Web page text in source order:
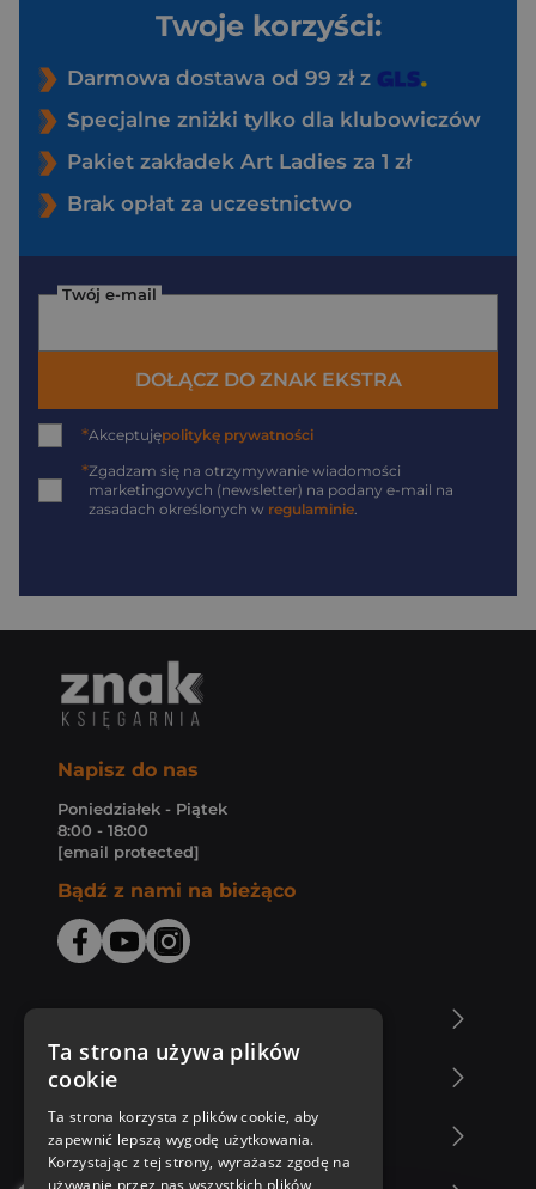
Twoje korzyści:
Darmowa dostawa od 99 zł z
Specjalne zniżki tylko dla klubowiczów
Pakiet zakładek Art Ladies za 1 zł
Brak opłat za uczestnictwo
Twój e-mail
DOŁĄCZ DO ZNAK EKSTRA
*Akceptujępolitykę prywatności
*Zgadzam się na otrzymywanie wiadomości
marketingowych (newsletter) na podany e-mail na
zasadach określonych w regulaminie.
Napisz do nas
Poniedziałek - Piątek
8:00 - 18:00
[email protected]
Bądź z nami na bieżąco
Zakupy u nas
Nasza oferta
Ta strona używa plików
cookie
Ta strona korzysta z plików cookie, aby
zapewnić lepszą wygodę użytkowania.
Korzystając z tej strony, wyrażasz zgodę na
używanie przez nas wszystkich plików